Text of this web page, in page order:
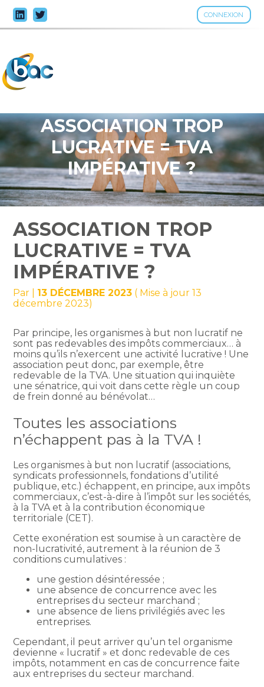
CONNEXION
Aller
au
ASSOCIATION TROP
LUCRATIVE = TVA
IMPÉRATIVE ?
ASSOCIATION TROP
LUCRATIVE = TVA
IMPÉRATIVE ?
Par 13 DÉCEMBRE 2023 ( Mise à jour 13
décembre 2023)
Par principe, les organismes à but non lucratif ne
sont pas redevables des impôts commerciaux… à
moins qu’ils n’exercent une activité lucrative ! Une
association peut donc, par exemple, être
redevable de la TVA. Une situation qui inquiète
une sénatrice, qui voit dans cette règle un coup
de frein donné au bénévolat…
Toutes les associations
n’échappent pas à la TVA !
Les organismes à but non lucratif (associations,
syndicats professionnels, fondations d’utilité
publique, etc.) échappent, en principe, aux impôts
commerciaux, c’est-à-dire à l’impôt sur les sociétés,
à la TVA et à la contribution économique
territoriale (CET).
Cette exonération est soumise à un caractère de
non-lucrativité, autrement à la réunion de 3
conditions cumulatives :
une gestion désintéressée ;
une absence de concurrence avec les
entreprises du secteur marchand ;
une absence de liens privilégiés avec les
entreprises.
Cependant, il peut arriver qu’un tel organisme
devienne « lucratif » et donc redevable de ces
impôts, notamment en cas de concurrence faite
aux entreprises du secteur marchand.